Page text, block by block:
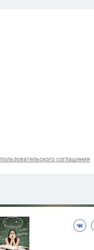
пользовательского соглашения